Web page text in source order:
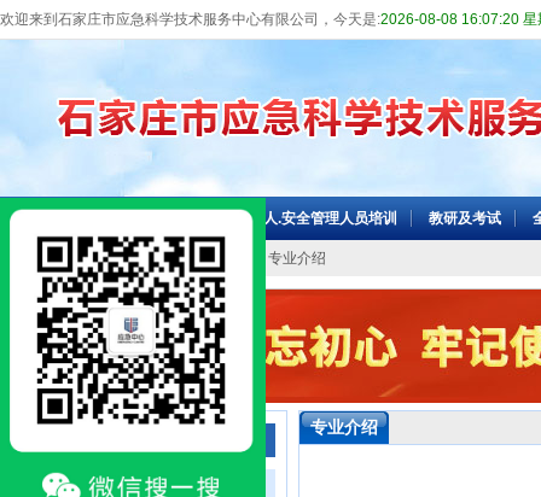
欢迎来到石家庄市应急科学技术服务中心有限公司，今天是:2026-08-08 16:07:20 星
主要负责人.安全管理人员培训 教研及考试
当前位置：网站首页 >> 信息中心 >> 专业介绍
工作动态
专业介绍